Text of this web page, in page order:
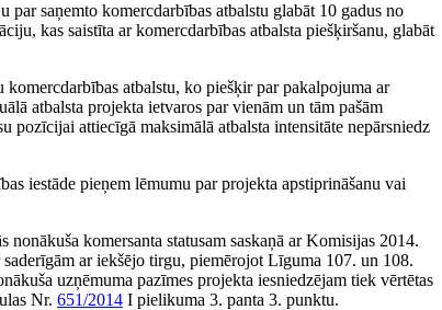
saņemto komercdarbības atbalstu glabāt 10 gadus no
kas saistīta ar komercdarbības atbalsta piešķiršanu, glabāt
atbalstu, ko piešķir par pakalpojuma ar
atbalsta projekta ietvaros par vienām un tām pašām
pozīcijai attiecīgā maksimālā atbalsta intensitāte nepārsniedz
iestāde pieņem lēmumu par projekta apstiprināšanu vai
nonākuša komersanta statusam saskaņā ar Komisijas 2014.
ar iekšējo tirgu, piemērojot Līguma 107. un 108.
uzņēmuma pazīmes projekta iesniedzējam tiek vērtētas
Nr. 651/2014 I pielikuma 3. panta 3. punktu.